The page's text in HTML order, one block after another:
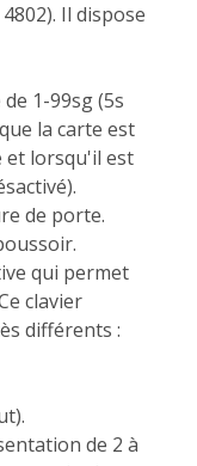
Il dispose
1-99sg (5s
la carte est
et lorsqu'il est
de porte.
qui permet
clavier
différents :
de 2 à